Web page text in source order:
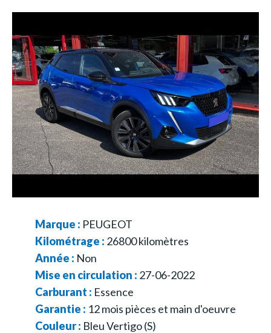
Marque : PEUGEOT
Kilométrage : 26800kilomètres
Année : Non
Mise en circulation : 27-06-2022
Carburant : Essence
Garantie : 12 mois pièces et main d'oeuvre
Couleur : Bleu Vertigo (S)